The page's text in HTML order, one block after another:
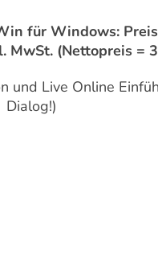
für Windows:
MwSt. (Nettopreis =
und Live Online
Dialog!)